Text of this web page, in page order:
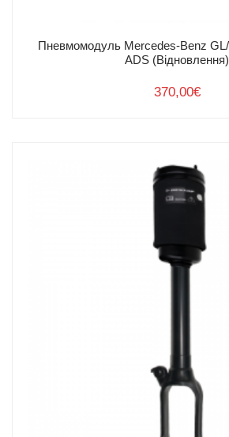
Пневмомодуль Mercedes-Benz
ADS (Відновлення)
370,00€